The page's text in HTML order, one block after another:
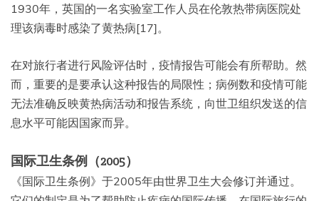
1930年，英国的一名实验室工作人员在伦敦热带病医院处
理该病毒时感染了黄热病[17]。
在对旅行者进行风险评估时，疫情报告可能会有所帮助。然
而，重要的是要承认这种报告的局限性；病例数和疫情可能
无法准确反映黄热病活动和报告系统，向世卫组织发送的信
息水平可能因国家而异。
国际卫生条例（2005）
《国际卫生条例》于2005年由世界卫生大会修订并通过。